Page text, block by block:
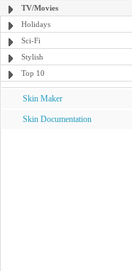
TV/Movies
Holidays
Sci-Fi
Stylish
Top 10
Skin Maker
Skin Documentation